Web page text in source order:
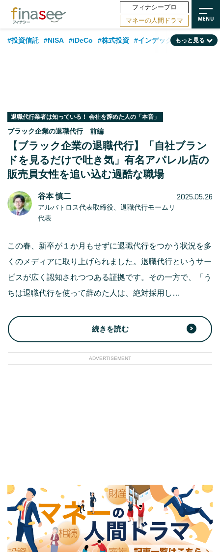
フィナシープロ
マネーの人間ドラマ
#投資信託 #NISA #iDeCo #株式投資 #インデックスファンド
#老後 #データ・調査 #金融用語解説 #話題の企業
もっと見る
退職代行業者は知っている！ 会社を辞めた人の「本音」
ブラック企業の退職代行 前編
【ブラック企業の退職代行】「自社ブラン
ドを見るだけで吐き気」有名アパレル店の
販売員女性を追い込む過酷な職場
谷本 慎二
アルバトロス代表取締役、退職代行モームリ
代表
2025.05.26
この春、新卒が１か月もせずに退職代行をつかう状況を多
くのメディアに取り上げられました。退職代行というサー
ビスが広く認知されつつある証拠です。その一方で、「う
ちは退職代行を使って辞めた人は、絶対採用し…
続きを読む
ADVERTISEMENT